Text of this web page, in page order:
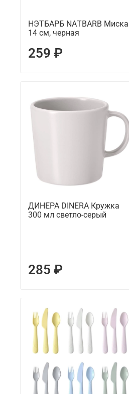
НЭТБАРБ NАTBARB Миска
14 см, черная
259 ₽
ДИНЕРА DINERA Кружка
300 мл светло-серый
285 ₽